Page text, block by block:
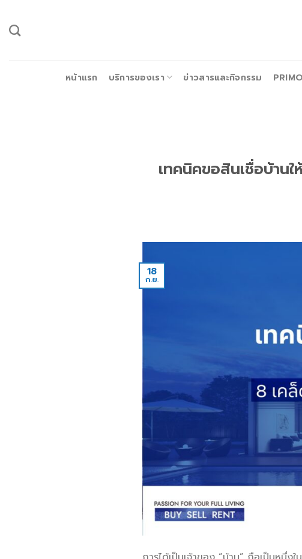
ยัง
หน้าแรก บริการของเรา ข่าวสารและกิจกรรม
เทคนิคขอสินเชื่อบ้าน
18
ก.ย.